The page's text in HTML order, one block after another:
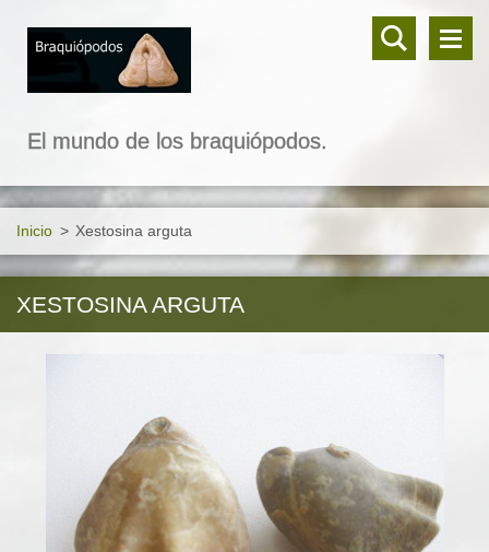
El mundo de los braquiópodos.
Inicio > Xestosina arguta
XESTOSINA ARGUTA